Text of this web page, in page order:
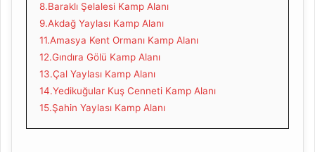
8.Baraklı Şelalesi Kamp Alanı
9.Akdağ Yaylası Kamp Alanı
11.Amasya Kent Ormanı Kamp Alanı
12.Gındıra Gölü Kamp Alanı
13.Çal Yaylası Kamp Alanı
14.Yedikuğular Kuş Cenneti Kamp Alanı
15.Şahin Yaylası Kamp Alanı